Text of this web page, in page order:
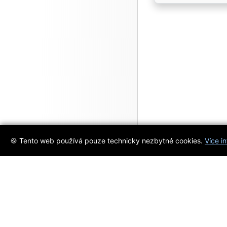
🍪 Tento web používá pouze technicky nezbytné cookies. Více